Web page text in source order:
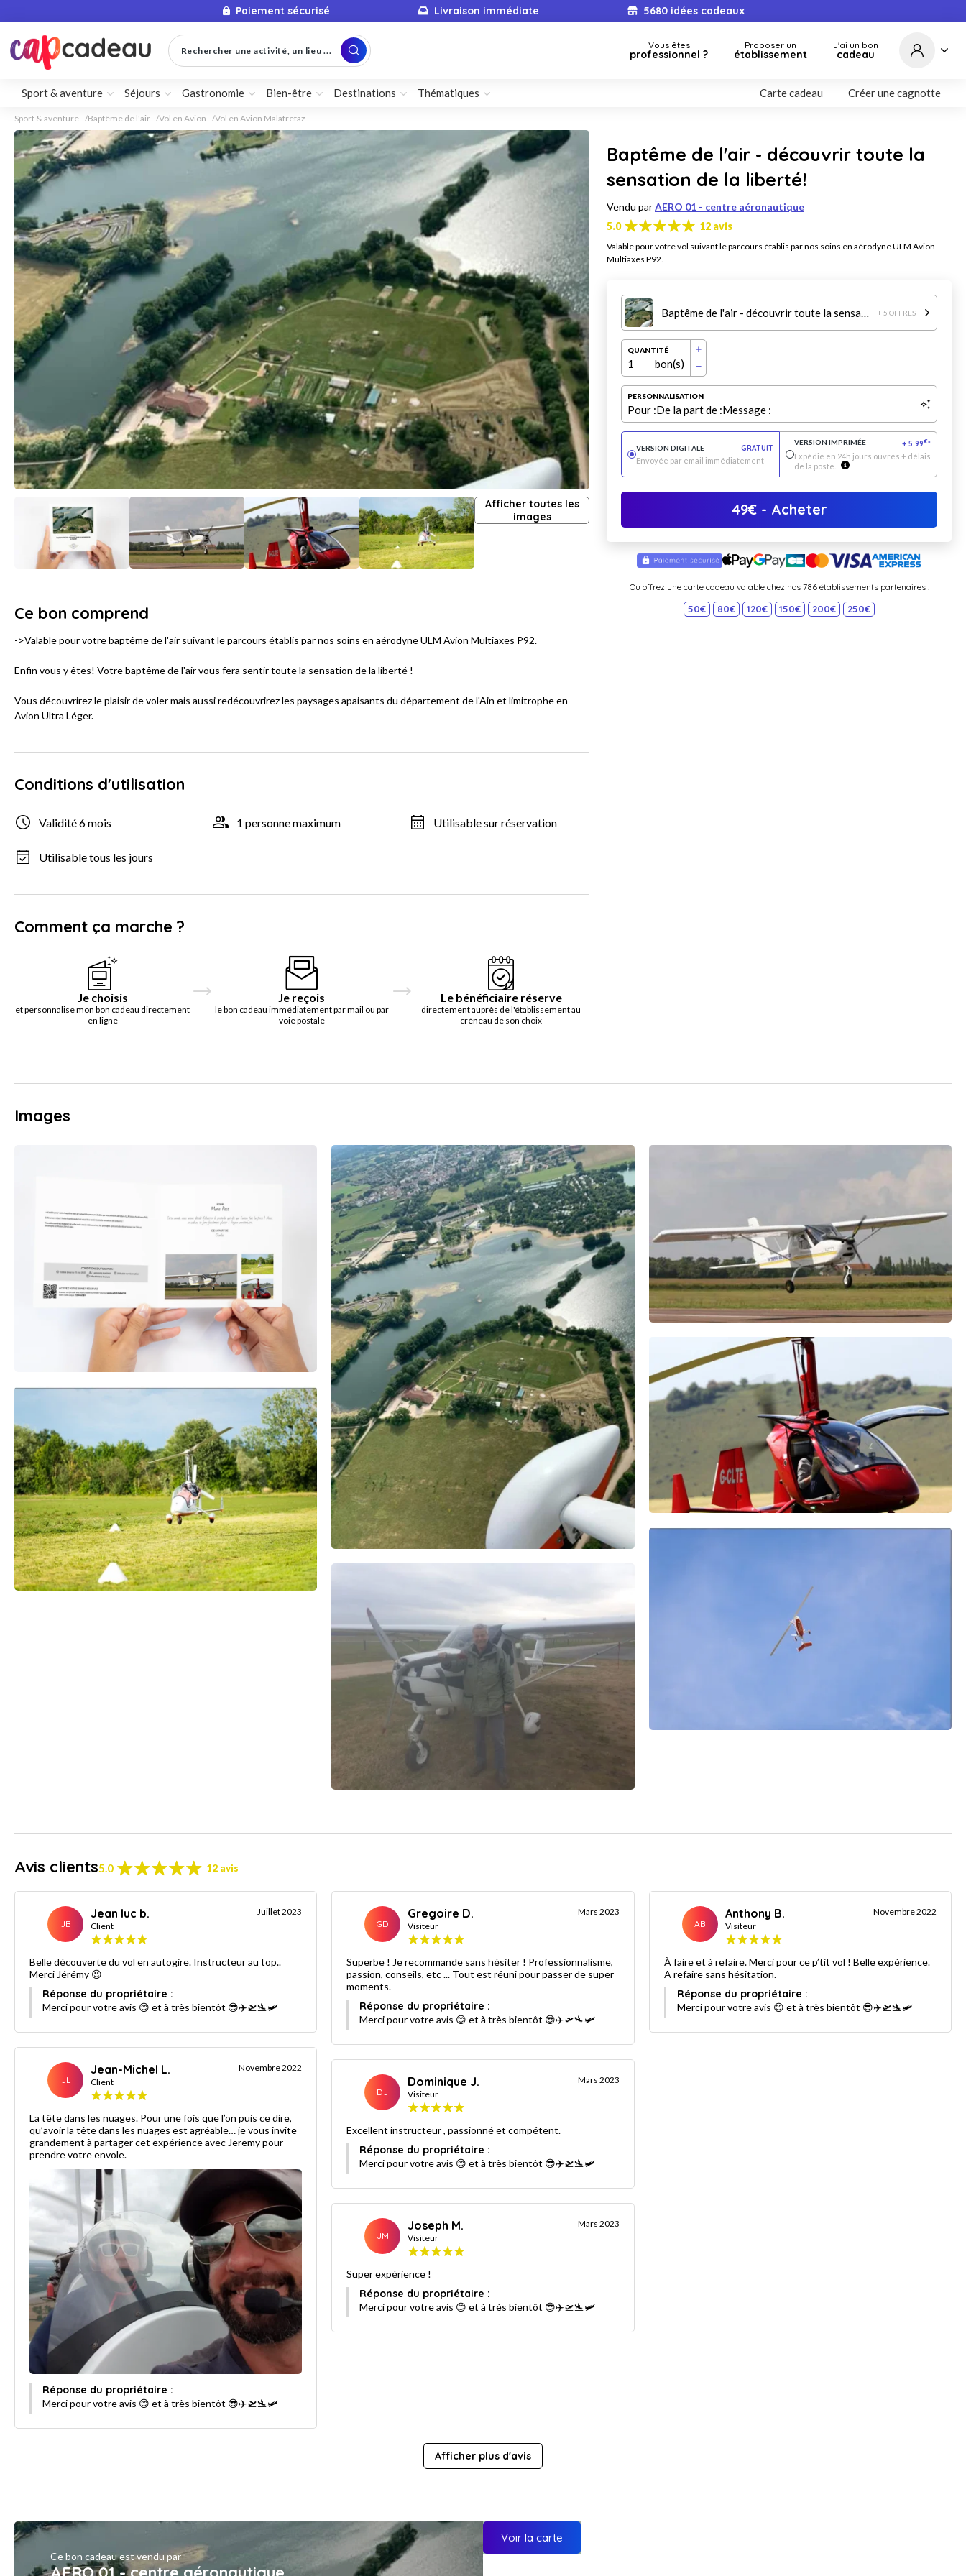
Paiement sécurisé Livraison immédiate 5680idées cadeaux
Rechercher une activité, un lieu ... Vous êtes
professionnel ?
Proposer un
établissement
J'ai un bon
cadeau
Sport & aventure Séjours Gastronomie Bien-être Destinations Thématiques Carte cadeau Créer une cagnotte
Sport & aventure Baptême de l'air Vol en Avion Vol en Avion Malafretaz
Afficher toutes les
images
Baptême de l'air - découvrir toute la
sensation de la liberté!
Vendu parAERO 01 - centre aéronautique
5.0
12 avis
Valable pour votre vol suivant le parcours établis par nos soins en aérodyne ULM Avion
Multiaxes P92.
Baptême de l'air - découvrir toute la sensation de la liberté! + 5 OFFRES
QUANTITÉ
1 bon(s)
PERSONNALISATION
Pour :De la part de :Message :
VERSION DIGITALE
GRATUIT
Envoyée par email immédiatement
VERSION IMPRIMÉE + 5.99€*
Expédié en 24h jours ouvrés + délais
de la poste.
49€- Acheter
Ou offrez une carte cadeau valable chez nos 786 établissements partenaires :
50€ 80€ 120€ 150€ 200€ 250€
Ce bon comprend
->Valable pour votre baptême de l'air suivant le parcours établis par nos soins en aérodyne ULM Avion Multiaxes P92.
Enfin vous y êtes! Votre baptême de l'air vous fera sentir toute la sensation de la liberté !
Vous découvrirez le plaisir de voler mais aussi redécouvrirez les paysages apaisants du département de l'Ain et limitrophe en
Avion Ultra Léger.
Conditions d'utilisation
Validité 6 mois 1 personne maximum Utilisable sur réservation
Utilisable tous les jours
Comment ça marche ?
Je choisis
et personnalise mon bon cadeau directement
en ligne
Je reçois
le bon cadeau immédiatement par mail ou par
voie postale
Le bénéficiaire réserve
directement auprès de l'établissement au
créneau de son choix
Images
Avis clients5.0 12 avis
JB
Jean luc b.
Client
Juillet 2023
Belle découverte du vol en autogire. Instructeur au top..
Merci Jérémy 😉
Réponse du propriétaire :
Merci pour votre avis 😊 et à très bientôt 😎✈️🛫🛬🛩
JL
Jean-Michel L.
Client
Novembre 2022
La tête dans les nuages. Pour une fois que l’on puis ce dire,
qu’avoir la tête dans les nuages est agréable… je vous invite
grandement à partager cet expérience avec Jeremy pour
prendre votre envole.
Réponse du propriétaire :
Merci pour votre avis 😊 et à très bientôt 😎✈️🛫🛬🛩
GD
Gregoire D.
Visiteur
Mars 2023
Superbe ! Je recommande sans hésiter ! Professionnalisme,
passion, conseils, etc ... Tout est réuni pour passer de super
moments.
Réponse du propriétaire :
Merci pour votre avis 😊 et à très bientôt 😎✈️🛫🛬🛩
DJ
Dominique J.
Visiteur
Mars 2023
Excellent instructeur , passionné et compétent.
Réponse du propriétaire :
Merci pour votre avis 😊 et à très bientôt 😎✈️🛫🛬🛩
JM
Joseph M.
Visiteur
Mars 2023
Super expérience !
Réponse du propriétaire :
Merci pour votre avis 😊 et à très bientôt 😎✈️🛫🛬🛩
AB
Anthony B.
Visiteur
Novembre 2022
À faire et à refaire. Merci pour ce p’tit vol ! Belle expérience.
A refaire sans hésitation.
Réponse du propriétaire :
Merci pour votre avis 😊 et à très bientôt 😎✈️🛫🛬🛩
Afficher plus d'avis
Ce bon cadeau est vendu par
Voir la carte